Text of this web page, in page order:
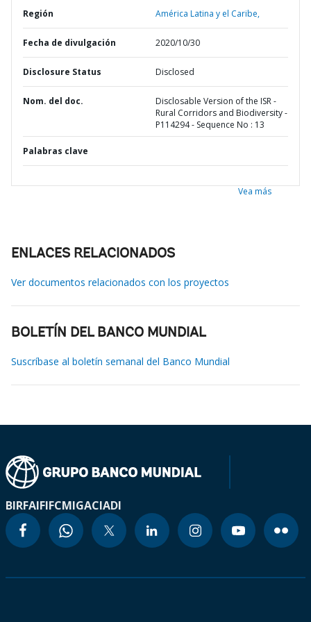
Región América Latina y el Caribe,
Fecha de divulgación 2020/10/30
Disclosure Status Disclosed
Nom. del doc.
Disclosable Version of the ISR -
Rural Corridors and Biodiversity -
P114294 - Sequence No : 13
Palabras clave
Vea más
ENLACES RELACIONADOS
Ver documentos relacionados con los proyectos
BOLETÍN DEL BANCO MUNDIAL
Suscríbase al boletín semanal del Banco Mundial
BIRFAIFIFCMIGACIADI